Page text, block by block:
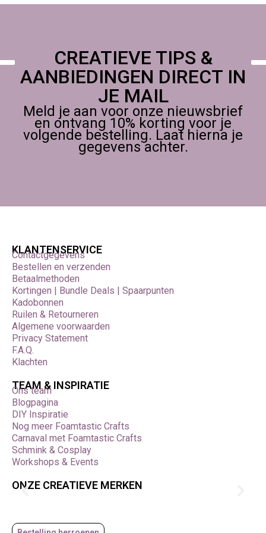
CREATIEVE TIPS &
AANBIEDINGEN DIRECT IN
JE MAIL
Meld je aan voor onze nieuwsbrief
en ontvang 10% korting voor je
volgende bestelling. Laat hierna je
gegevens achter.
KLANTENSERVICE
Contactgegevens
Bestellen en verzenden
Betaalmethoden
Kortingen | Bundle Deals | Spaarpunten
Kadobonnen
Ruilen & Retourneren
Algemene voorwaarden
Privacy Statement
F.A.Q.
Klachten
TEAM & INSPIRATIE
Ons team
Blogpagina
DIY Inspiratie
Nog meer Foamtastic Crafts
Carnaval met Foamtastic Crafts
Schmink & Cosplay
Workshops & Events
ONZE CREATIEVE MERKEN